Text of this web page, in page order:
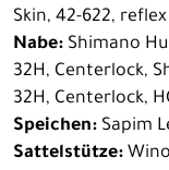
Skin, 42-622, reflex
Nabe: Shimano
32H, Centerlock,
32H, Centerlock,
Speichen: Sapim
Sattelstütze: